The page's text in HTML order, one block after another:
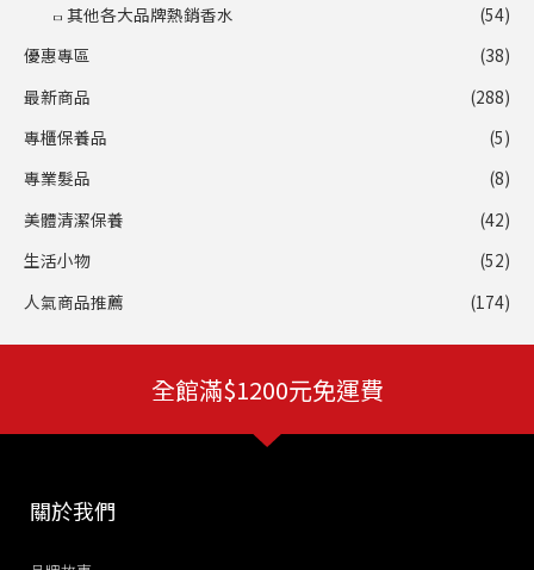
其他各大品牌熱銷香水
(54)
優惠專區
(38)
最新商品
(288)
專櫃保養品
(5)
專業髮品
(8)
美體清潔保養
(42)
生活小物
(52)
人氣商品推薦
(174)
全館滿$1200元免運費
關於我們